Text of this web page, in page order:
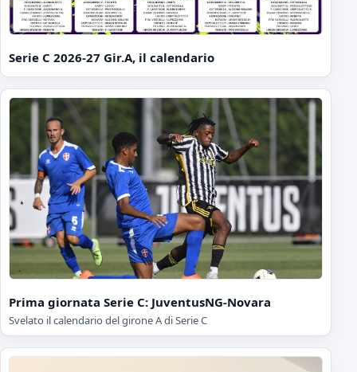
Serie C 2026-27 Gir.A, il calendario
Prima giornata Serie C: JuventusNG-Novara
Svelato il calendario del girone A di Serie C